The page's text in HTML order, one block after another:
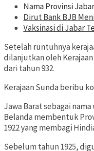
Nama Provinsi
Dirut Bank BJB
Vaksinasi di Jabar
Setelah runtuhnya
dilanjutkan oleh Kerajaan
dari tahun 932.
Kerajaan Sunda beribu
Jawa Barat sebagai
Belanda membentuk
1922 yang membagi
Sebelum tahun 1925,